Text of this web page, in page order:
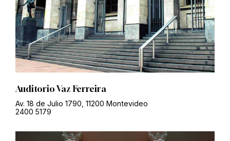
Auditorio Vaz Ferreira
Av. 18 de Julio 1790, 11200 Montevideo
2400 5179